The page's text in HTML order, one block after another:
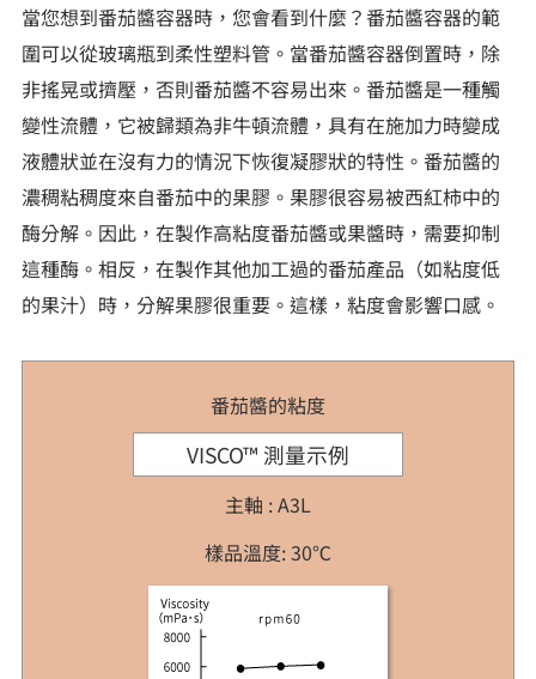
當您想到番茄醬容器時，您會看到什麼？番茄醬容器的範
圍可以從玻璃瓶到柔性塑料管。當番茄醬容器倒置時，除
非搖晃或擠壓，否則番茄醬不容易出來。番茄醬是一種觸
變性流體，它被歸類為非牛頓流體，具有在施加力時變成
液體狀並在沒有力的情況下恢復凝膠狀的特性。番茄醬的
濃稠粘稠度來自番茄中的果膠。果膠很容易被西紅柿中的
酶分解。因此，在製作高粘度番茄醬或果醬時，需要抑制
這種酶。相反，在製作其他加工過的番茄產品（如粘度低
的果汁）時，分解果膠很重要。這樣，粘度會影響口感。
番茄醬的粘度
VISCO™ 測量示例
主軸 : A3L
樣品溫度: 30℃